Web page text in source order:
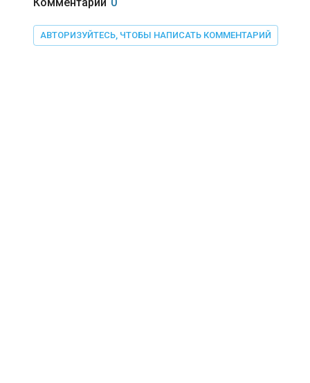
АВТОРИЗУЙТЕСЬ, ЧТОБЫ НАПИСАТЬ КОММЕНТАРИЙ